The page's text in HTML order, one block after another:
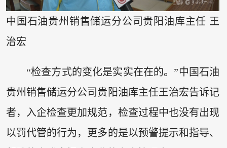
中国石油贵州销售储运分公司贵阳油库主任 王
治宏
“检查方式的变化是实实在在的。”中国石油
贵州销售储运分公司贵阳油库主任王治宏告诉记
者，入企检查更加规范，检查过程中也没有出现
以罚代管的行为，更多的是以预警提示和指导、